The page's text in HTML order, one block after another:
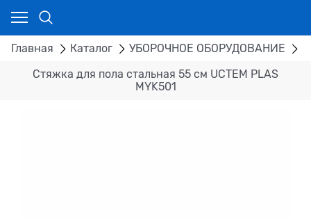
Главная Каталог УБОРОЧНОЕ ОБОРУДОВАНИЕ
Стяжка для пола стальная 55 см UCTEM PLAS
MYK501